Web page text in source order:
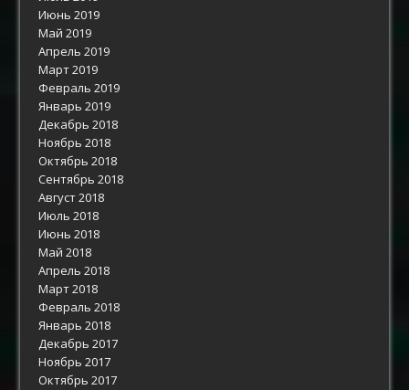
Июнь 2019
Май 2019
Апрель 2019
Март 2019
Февраль 2019
Январь 2019
Декабрь 2018
Ноябрь 2018
Октябрь 2018
Сентябрь 2018
Август 2018
Июль 2018
Июнь 2018
Май 2018
Апрель 2018
Март 2018
Февраль 2018
Январь 2018
Декабрь 2017
Ноябрь 2017
Октябрь 2017